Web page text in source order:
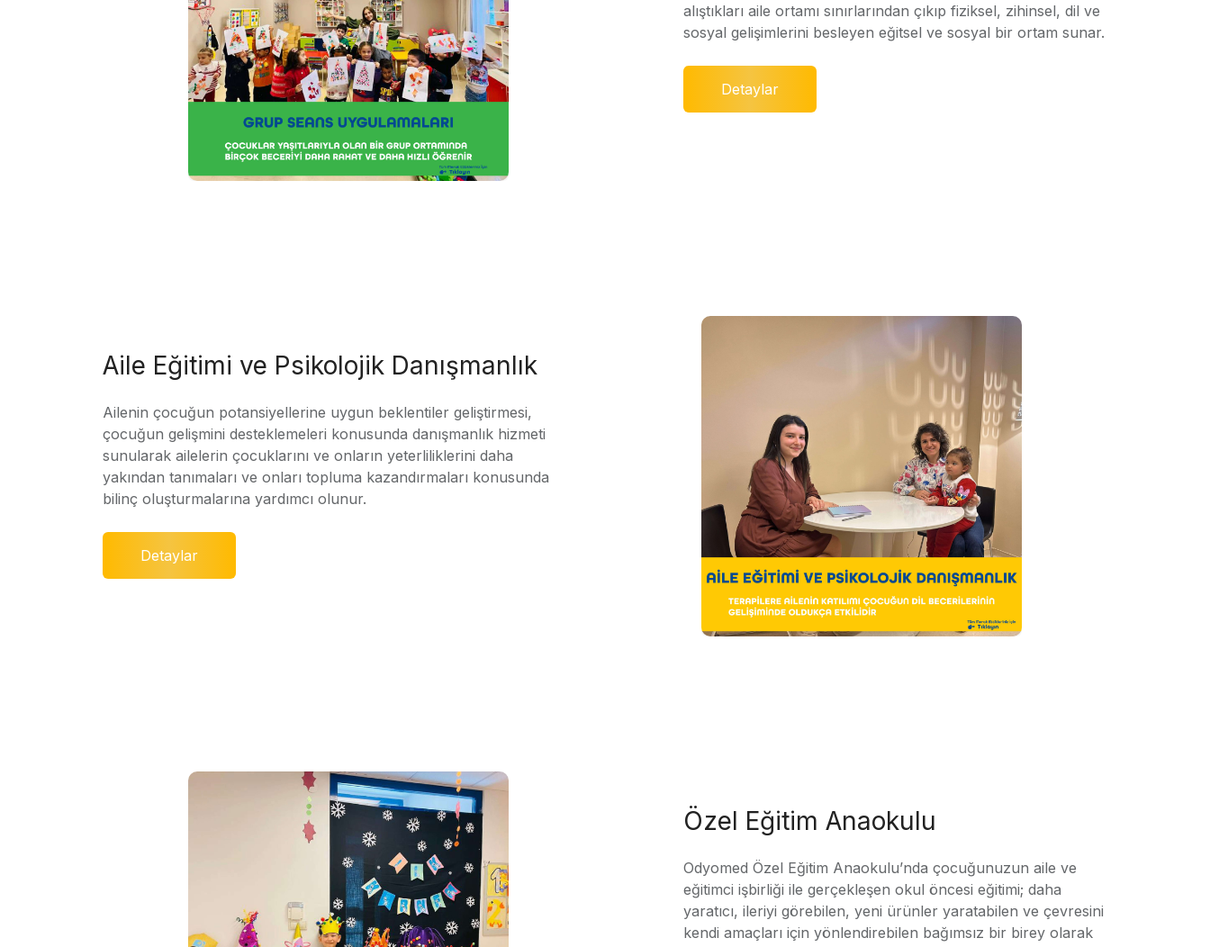
alıştıkları aile ortamı sınırlarından çıkıp fiziksel, zihinsel, dil ve
sosyal gelişimlerini besleyen eğitsel ve sosyal bir ortam sunar.
Detaylar
Aile Eğitimi ve Psikolojik Danışmanlık
Ailenin çocuğun potansiyellerine uygun beklentiler geliştirmesi,
çocuğun gelişmini desteklemeleri konusunda danışmanlık hizmeti
sunularak ailelerin çocuklarını ve onların yeterliliklerini daha
yakından tanımaları ve onları topluma kazandırmaları konusunda
bilinç oluşturmalarına yardımcı olunur.
Detaylar
Özel Eğitim Anaokulu
Odyomed Özel Eğitim Anaokulu’nda çocuğunuzun aile ve
eğitimci işbirliği ile gerçekleşen okul öncesi eğitimi; daha
yaratıcı, ileriyi görebilen, yeni ürünler yaratabilen ve çevresini
kendi amaçları için yönlendirebilen bağımsız bir birey olarak